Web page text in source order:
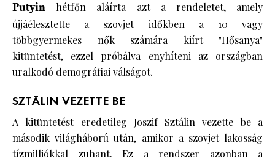
Putyin hétfőn aláírta azt a rendeletet, amely
újjáélesztette a szovjet időkben a 10 vagy
többgyermekes nők számára kiírt "Hősanya"
kitüntetést, ezzel próbálva enyhíteni az országban
uralkodó demográfiai válságot.
SZTÁLIN VEZETTE BE
A kitüntetést eredetileg Joszif Sztálin vezette be a
második világháború után, amikor a szovjet lakosság
tízmilliókkal zuhant. Ez a rendszer azonban a